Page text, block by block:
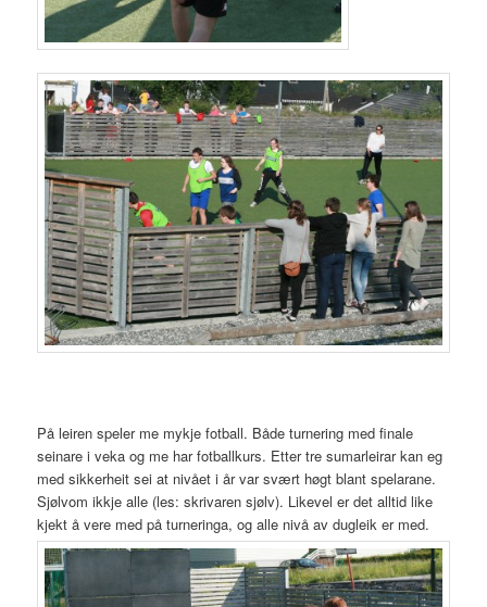
På leiren speler me mykje fotball. Både turnering med finale
seinare i veka og me har fotballkurs. Etter tre sumarleirar kan eg
med sikkerheit sei at nivået i år var svært høgt blant spelarane.
Sjølvom ikkje alle (les: skrivaren sjølv). Likevel er det alltid like
kjekt å vere med på turneringa, og alle nivå av dugleik er med.